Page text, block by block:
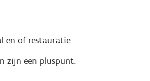
en of restauratie
zijn een pluspunt.